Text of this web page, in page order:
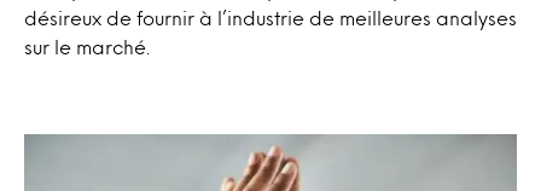
désireux de fournir à l’industrie de meilleures analyses
sur le marché.